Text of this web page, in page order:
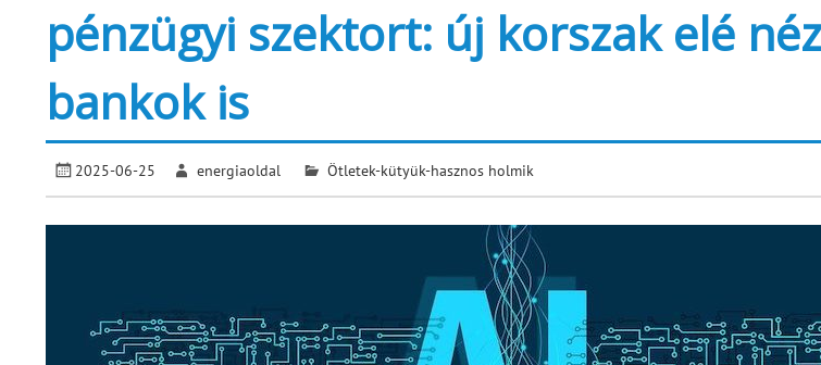
pénzügyi szektort: új korszak elé
bankok is
2025-06-25 energiaoldal Ötletek-kütyük-hasznos holmik